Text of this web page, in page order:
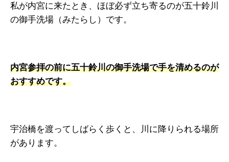
私が内宮に来たとき、ほぼ必ず立ち寄るのが五十鈴川
の御手洗場（みたらし）です。
内宮参拝の前に五十鈴川の御手洗場で手を清めるのが
おすすめです。
宇治橋を渡ってしばらく歩くと、川に降りられる場所
があります。